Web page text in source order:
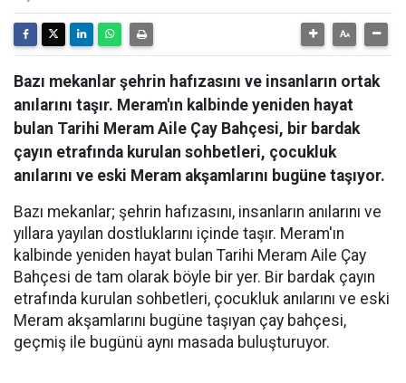
Bazı mekanlar şehrin hafızasını ve insanların ortak
anılarını taşır. Meram'ın kalbinde yeniden hayat
bulan Tarihi Meram Aile Çay Bahçesi, bir bardak
çayın etrafında kurulan sohbetleri, çocukluk
anılarını ve eski Meram akşamlarını bugüne taşıyor.
Bazı mekanlar; şehrin hafızasını, insanların anılarını ve
yıllara yayılan dostluklarını içinde taşır. Meram'ın
kalbinde yeniden hayat bulan Tarihi Meram Aile Çay
Bahçesi de tam olarak böyle bir yer. Bir bardak çayın
etrafında kurulan sohbetleri, çocukluk anılarını ve eski
Meram akşamlarını bugüne taşıyan çay bahçesi,
geçmiş ile bugünü aynı masada buluşturuyor.